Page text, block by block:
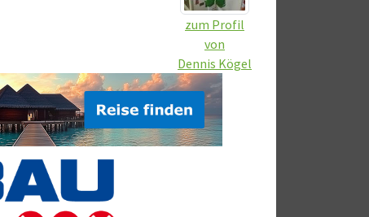
zum Profil
von
Dennis Kögel